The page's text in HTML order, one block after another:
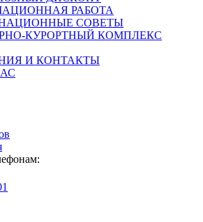
РАБОТА
СОВЕТЫ
КУРОРТНЫЙ КОМПЛЕКС
И КОНТАКТЫ